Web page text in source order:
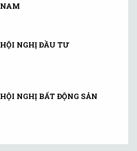
NAM
HỘI NGHỊ ĐẦU TƯ
HỘI NGHỊ BẤT ĐỘNG SẢN